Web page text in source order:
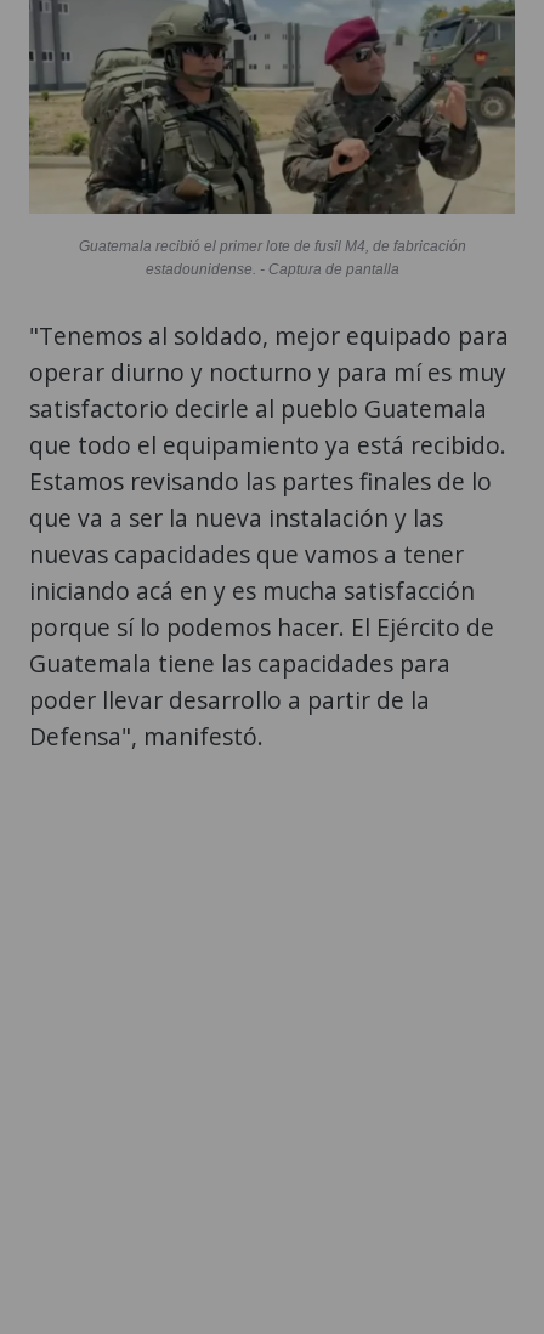
Guatemala recibió el primer lote de fusil M4, de fabricación
estadounidense. - Captura de pantalla
"Tenemos al soldado, mejor equipado para
operar diurno y nocturno y para mí es muy
satisfactorio decirle al pueblo Guatemala
que todo el equipamiento ya está recibido.
Estamos revisando las partes finales de lo
que va a ser la nueva instalación y las
nuevas capacidades que vamos a tener
iniciando acá en y es mucha satisfacción
porque sí lo podemos hacer. El Ejército de
Guatemala tiene las capacidades para
poder llevar desarrollo a partir de la
Defensa", manifestó.